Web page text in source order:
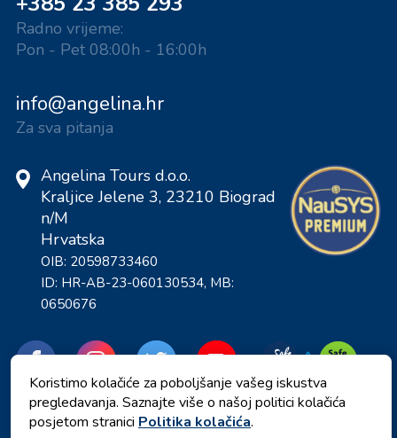
Radno vrijeme:
Pon - Pet 08:00h - 16:00h
info@angelina.hr
Za sva pitanja
Angelina Tours d.o.o.
Kraljice Jelene 3, 23210 Biograd
n/M
Hrvatska
OIB: 20598733460
ID: HR-AB-23-060130534, MB:
0650676
Koristimo kolačiće za poboljšanje vašeg iskustva
pregledavanja. Saznajte više o našoj politici kolačića
posjetom stranici Politika kolačića.